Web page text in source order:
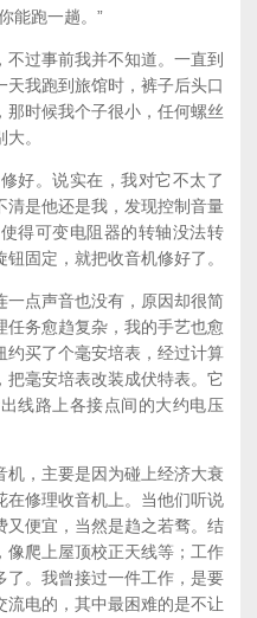
能跑一趟。”
过事前我并不知道。一直到
我跑到旅馆时，裤子后头口
时候我个子很小，任何螺丝
。
好。说实在，我对它不太了
清是他还是我，发现控制音量
得可变电阻器的转轴没法转
固定，就把收音机修好了。
一点声音也没有，原因却很简
务愈趋复杂，我的手艺也愈
约买了个毫安培表，经过计算
把毫安培表改装成伏特表。它
线路上各接点间的大约电压
机，主要是因为碰上经济大衰
在修理收音机上。当他们听说
又便宜，当然是趋之若骛。结
像爬上屋顶校正天线等；工作
了。我曾接过一件工作，是要
电的，其中最困难的是不让